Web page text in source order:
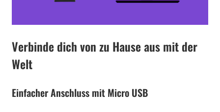
Verbinde dich von zu Hause aus mit der
Welt
Einfacher Anschluss mit Micro USB